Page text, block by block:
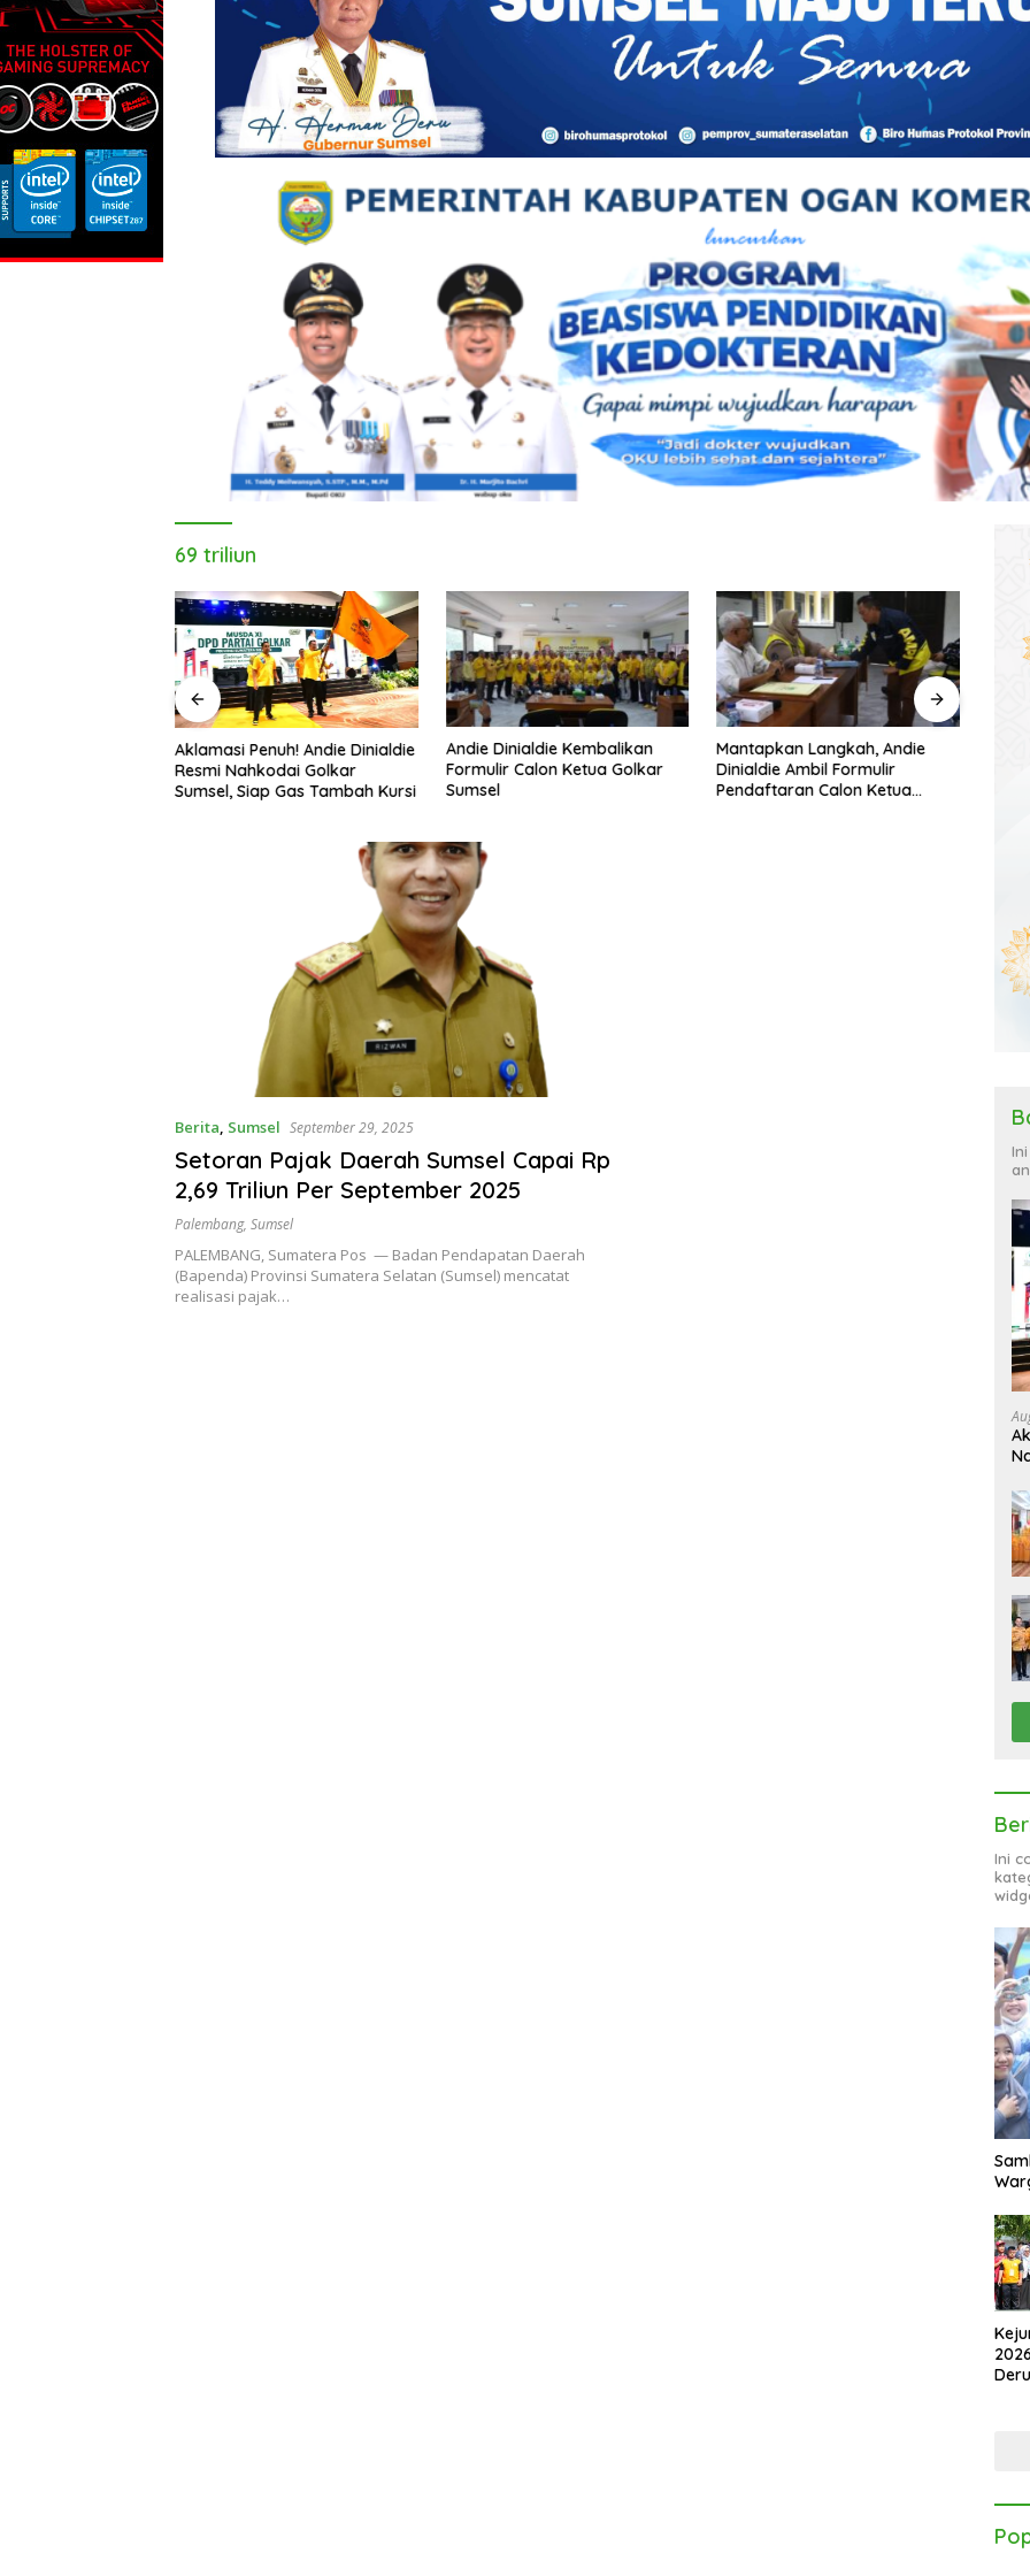
69 triliun
Aklamasi Penuh! Andie Dinialdie
Resmi Nahkodai Golkar
Sumsel, Siap Gas Tambah Kursi
Andie Dinialdie Kembalikan
Formulir Calon Ketua Golkar
Sumsel
Mantapkan Langkah, Andie
Dinialdie Ambil Formulir
Pendaftaran Calon Ketua
Berita, Sumsel September 29, 2025
Setoran Pajak Daerah Sumsel Capai Rp
2,69 Triliun Per September 2025
Palembang, Sumsel
PALEMBANG, Sumatera Pos — Badan Pendapatan Daerah
(Bapenda) Provinsi Sumatera Selatan (Sumsel) mencatat
realisasi pajak…
Ini